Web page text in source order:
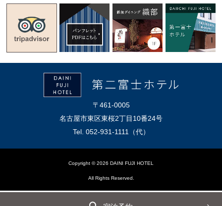
〒461-0005
名古屋市東区東桜2丁目10番24号
Tel. 052-931-1111（代）
Copyright © 2026 DAINI FUJI HOTEL
All Rights Reserved.